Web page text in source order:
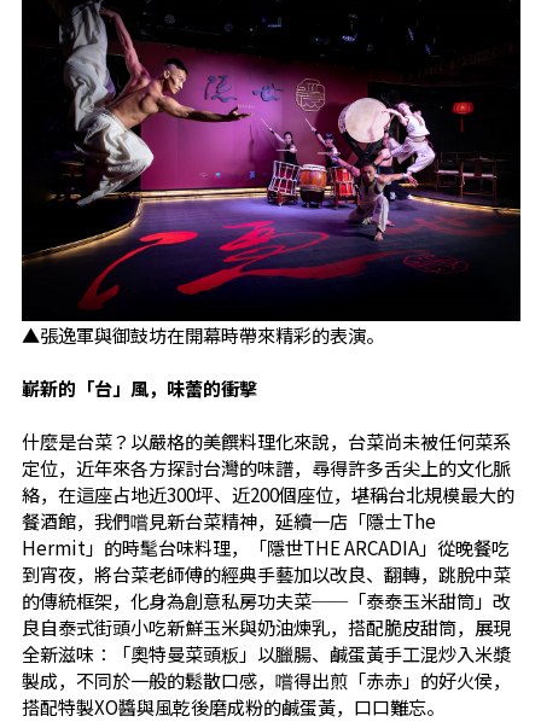
▲張逸軍與御鼓坊在開幕時帶來精彩的表演。
嶄新的「台」風，味蕾的衝擊
什麼是台菜？以嚴格的美饌料理化來說，台菜尚未被任何菜系
定位，近年來各方探討台灣的味譜，尋得許多舌尖上的文化脈
絡，在這座占地近300坪、近200個座位，堪稱台北規模最大的
餐酒館，我們嚐見新台菜精神，延續一店「隱士The
Hermit」的時髦台味料理，「隱世THE ARCADIA」從晚餐吃
到宵夜，將台菜老師傅的經典手藝加以改良、翻轉，跳脫中菜
的傳統框架，化身為創意私房功夫菜──「泰泰玉米甜筒」改
良自泰式街頭小吃新鮮玉米與奶油煉乳，搭配脆皮甜筒，展現
全新滋味：「奧特曼菜頭粄」以臘腸、鹹蛋黃手工混炒入米漿
製成，不同於一般的鬆散口感，嚐得出煎「赤赤」的好火侯，
搭配特製XO醬與風乾後磨成粉的鹹蛋黃，口口難忘。